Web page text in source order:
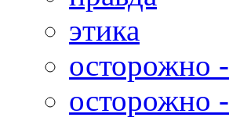
этика
осторожно
осторожно